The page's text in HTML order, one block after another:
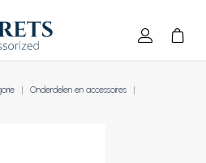
Onderdelen en accessoires